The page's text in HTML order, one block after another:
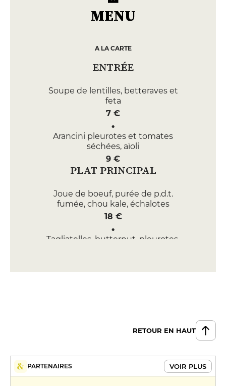
MENU
A LA CARTE
ENTRÉE
Soupe de lentilles, betteraves et
feta
7 €
Arancini pleurotes et tomates
séchées, aïoli
9 €
PLAT PRINCIPAL
Joue de boeuf, purée de p.d.t.
fumée, chou kale, échalotes
18 €
Tagliatelles, butternut, pleurotes,
DESSERT
8 €
RETOUR EN HAUT
PARTENAIRES VOIR PLUS